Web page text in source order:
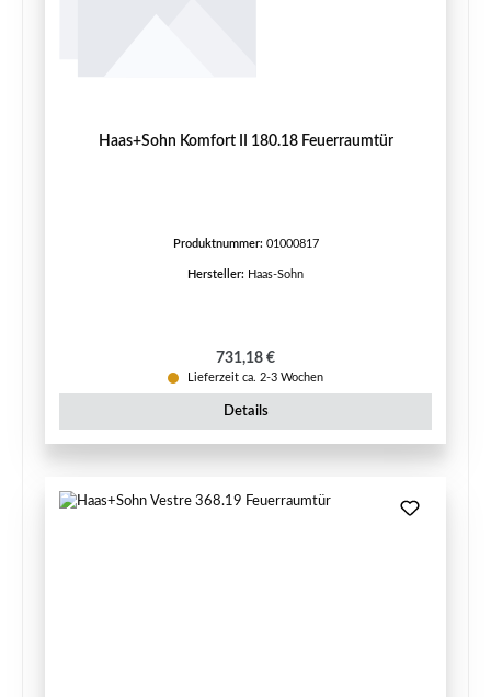
Haas+Sohn Komfort II 180.18 Feuerraumtür
Produktnummer: 01000817
Hersteller: Haas-Sohn
Regulärer Preis:
731,18 €
Lieferzeit ca. 2-3 Wochen
Details